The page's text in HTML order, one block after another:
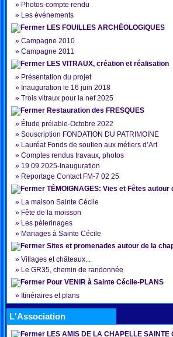
» Photos-compte rendu
» Les événements
LES FOUILLES ARCHÉOLOGIQUES
» Campagne 2010
» Campagne 2011
LES VITRAUX, création et réalisation
» Présentation du projet
» Inauguration le 16 juin 2018
» Trois vitraux pour la nef 2025
Restauration des FRESQUES
» Étude prélable-Octobre 2022
» Souscription FONDATION DU PATRIMOINE
» Lauréat Fonds de soutien aux métiers d’Art
» Comptes rendus travaux, photos
» 19 09 2025-Inauguration
» Reportage Contact FM-7 02 25
TÉMOIGNAGES: Vies et Fêtes autour
» La maison Sainte Cécile
» Fête de la moisson
» Les pèlerinages
» Mariages à Sainte Cécile
Sites et promenades autour de la
» Villages et châteaux...
» Le GR35, chemin de randonnée
Pour VENIR à Sainte Cécile-PLANS
» Itinéraires et plans
L'Association
LES AMIS DE LA CHAPELLE SAINTE